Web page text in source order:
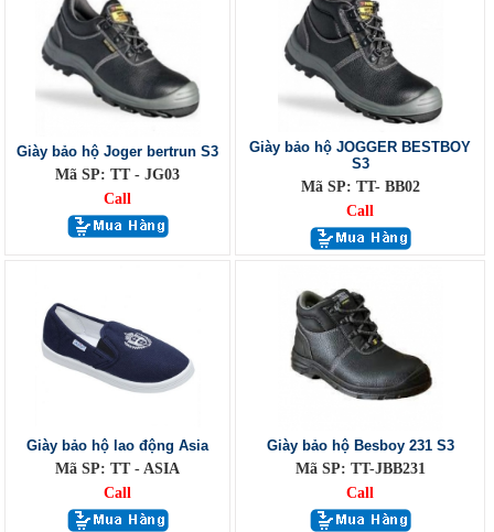
Giày bảo hộ Joger bertrun S3
Mã SP: TT - JG03
Call
Giày bảo hộ JOGGER BESTBOY
S3
Mã SP: TT- BB02
Call
Giày bảo hộ lao động Asia
Mã SP: TT - ASIA
Call
Giày bảo hộ Besboy 231 S3
Mã SP: TT-JBB231
Call